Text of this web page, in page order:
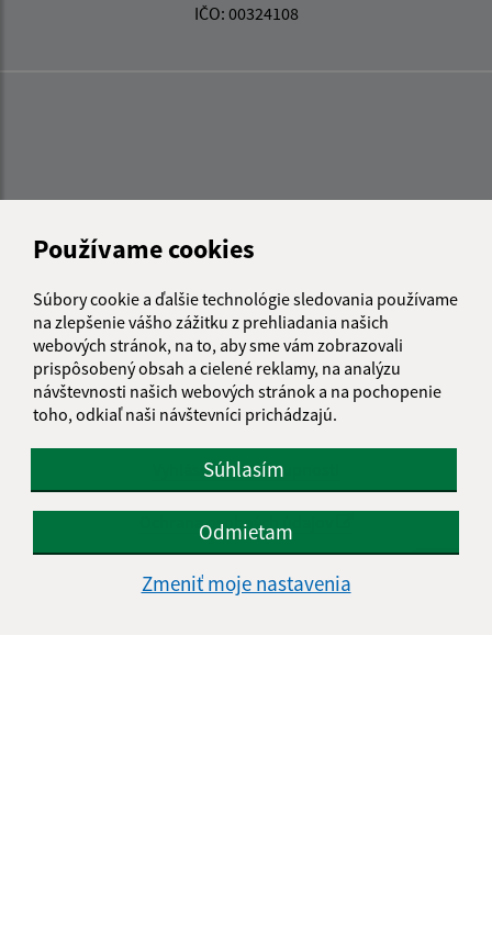
Používame cookies
Súbory cookie a ďalšie technológie sledovania používame
na zlepšenie vášho zážitku z prehliadania našich
webových stránok, na to, aby sme vám zobrazovali
prispôsobený obsah a cielené reklamy, na analýzu
návštevnosti našich webových stránok a na pochopenie
toho, odkiaľ naši návštevníci prichádzajú.
Súhlasím
Odmietam
Zmeniť moje nastavenia
IČO: 00324108
Informácie o stránke:
Vyhlásenie o prístupnosti
Autorské práva
Ochrana osobných údajov
Navigácia: